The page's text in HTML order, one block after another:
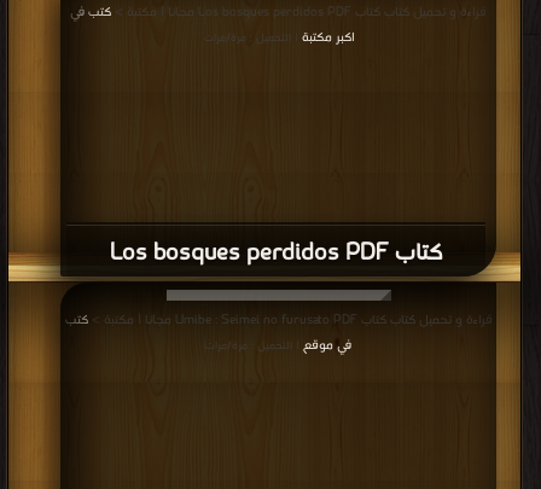
كتاب Los bosques perdidos PDF
قراءة و تحميل كتاب كتاب Los bosques perdidos PDF مجانا | مكتبة >
كتب في
اكبر مكتبة
| التحميل : مرة/مرات
قراءة و تحميل كتاب كتاب Umibe : Seimei no furusato PDF مجانا | مكتبة >
كتب
في موقع
| التحميل : مرة/مرات